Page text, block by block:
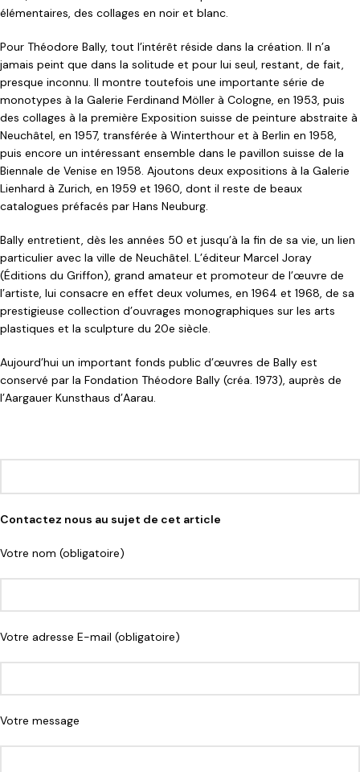
élémentaires, des collages en noir et blanc.
Pour Théodore Bally, tout l’intérêt réside dans la création. Il n’a
jamais peint que dans la solitude et pour lui seul, restant, de fait,
presque inconnu. Il montre toutefois une importante série de
monotypes à la Galerie Ferdinand Möller à Cologne, en 1953, puis
des collages à la première Exposition suisse de peinture abstraite à
Neuchâtel, en 1957, transférée à Winterthour et à Berlin en 1958,
puis encore un intéressant ensemble dans le pavillon suisse de la
Biennale de Venise en 1958. Ajoutons deux expositions à la Galerie
Lienhard à Zurich, en 1959 et 1960, dont il reste de beaux
catalogues préfacés par Hans Neuburg.
Bally entretient, dès les années 50 et jusqu’à la fin de sa vie, un lien
particulier avec la ville de Neuchâtel. L’éditeur Marcel Joray
(Éditions du Griffon), grand amateur et promoteur de l’œuvre de
l’artiste, lui consacre en effet deux volumes, en 1964 et 1968, de sa
prestigieuse collection d’ouvrages monographiques sur les arts
plastiques et la sculpture du 20e siècle.
Aujourd’hui un important fonds public d’œuvres de Bally est
conservé par la Fondation Théodore Bally (créa. 1973), auprès de
l’Aargauer Kunsthaus d’Aarau.
Contactez nous au sujet de cet article
Votre nom (obligatoire)
Votre adresse E-mail (obligatoire)
Votre message